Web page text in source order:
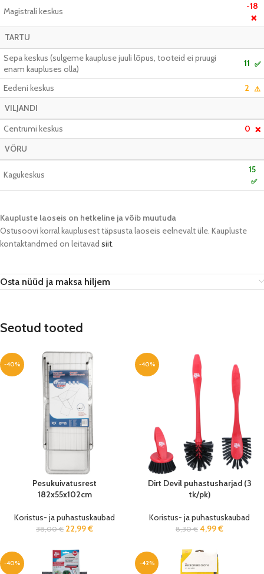
Magistrali keskus -18
❌
TARTU
Sepa keskus (sulgeme kaupluse juuli lõpus, tooteid ei pruugi
enam kaupluses olla)
11 ✅
Eedeni keskus 2 ⚠️
VILJANDI
Centrumi keskus
0 ❌
VÕRU
Kagukeskus 15
✅
Kaupluste laoseis on hetkeline ja võib muutuda​
Ostusoovi korral kauplusest täpsusta laoseis eelnevalt üle. Kaupluste
kontaktandmed on leitavad siit.
Osta nüüd ja maksa hiljem
Seotud tooted
-40%
Pesukuivatusrest
182x55x102cm
Koristus- ja puhastuskaubad
38,00€ 22,99€
-40%
Dirt Devil puhastusharjad (3
tk/pk)
Koristus- ja puhastuskaubad
8,30€ 4,99€
-40% -42%